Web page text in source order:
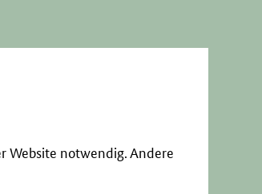
Website notwendig. Andere